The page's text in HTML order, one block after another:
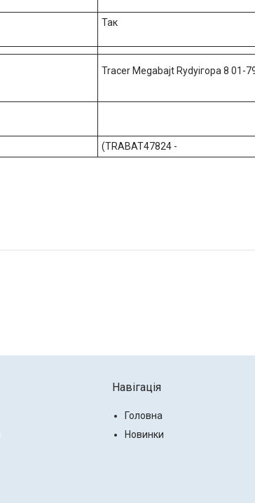
Так
Tracer Megabajt Rydyігорa 8 01-
(TRABAT47824 -
Навігація
Головна
Новинки